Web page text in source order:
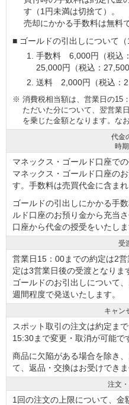
す（1円未満は切捨て）。
売却にかかる手数料は無料
■ ゴールドの引出しについて（
手数料 6,000円（税込
25,000円（税込：
送料 2,000円（税込：
※ 消費税相当額は、営業日の15
ただいた分について、翌営業
を乗じた金額となります。な
代金
時
マネックス・ゴールド口座で
マネックス・ゴールド口座の
す。手数料は売買代金に含まれ
ゴールドの引出しにかかる手
ルド口座のお預り金から充当
口座から代金の授受をいたしま
受
営業日15：00までの約定は2
定は3営業日後の受渡となりま
ゴールドのお引出しについて
週間程度で発送いたします。
キャン
スポット取引の注文は約定ま
15:30まで変更・取消が可能で
商品に欠陥がある場合を除き
て、返品・交換はお受けできま
注文
1回の注文の上限について、